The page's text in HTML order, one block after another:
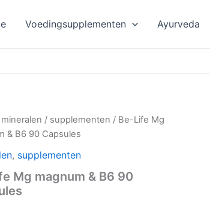
Voedingsupplementen Ayurveda
mineralen / supplementen / Be-Life Mg
& B6 90 Capsules
, supplementen
Mg magnum & B6 90